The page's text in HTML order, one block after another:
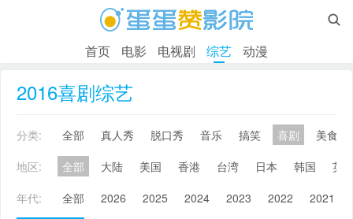

首页 电影 电视剧 综艺 动漫
2016喜剧综艺
分类: 全部 真人秀 脱口秀 音乐 搞笑 喜剧
美食
地区:
全部 大陆 美国 香港 台湾 日本 韩国
英
年代:
全部 2026 2025 2024 2023 2022 2021